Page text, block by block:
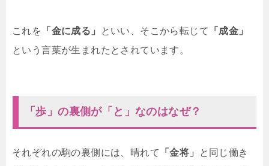
これを 「金に成る」 といい、そこから転じて
「成金」
という言葉が生まれたとされています。
「歩」の裏側が「と」なのはなぜ？
それぞれの駒の裏側には、晴れて 「金将」
と同じ働き